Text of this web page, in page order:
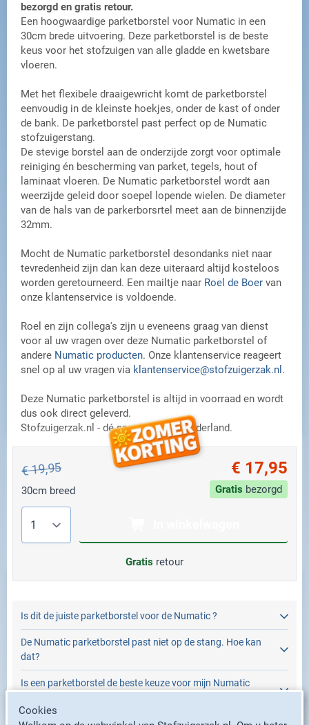
Cookies
bezorgd en gratis retour.
Een hoogwaardige parketborstel voor Numatic in een
30cm brede uitvoering. Deze parketborstel is de beste
keus voor het stofzuigen van alle gladde en kwetsbare
vloeren.
Met het flexibele draaigewricht komt de parketborstel
eenvoudig in de kleinste hoekjes, onder de kast of onder
de bank. De parketborstel past perfect op de Numatic
stofzuigerstang.
De stevige borstel aan de onderzijde zorgt voor optimale
reiniging én bescherming van parket, tegels, hout of
laminaat vloeren. De Numatic parketborstel wordt aan
weerzijde geleid door soepel lopende wielen. De diameter
van de hals van de parkerborsrtel meet aan de binnenzijde
32mm.
Mocht de Numatic parketborstel desondanks niet naar
tevredenheid zijn dan kan deze uiteraard altijd kosteloos
worden geretourneerd. Een mailtje naar Roel de Boer van
onze klantenservice is voldoende.
Roel en zijn collega's zijn u eveneens graag van dienst
voor al uw vragen over deze Numatic parketborstel of
andere Numatic producten. Onze klantenservice reageert
snel op al uw vragen via klantenservice@stofzuigerzak.nl .
Deze Numatic parketborstel is altijd in voorraad en wordt
dus ook direct geleverd.
Stofzuigerzak.nl - dé specialist van Nederland.
€ 19,95 € 17,95
30cm breed Gratis bezorgd
Gratis retour
Is dit de juiste parketborstel voor de Numatic ?
De Numatic parketborstel past niet op de stang. Hoe kan
dat?
Is een parketborstel de beste keuze voor mijn Numatic